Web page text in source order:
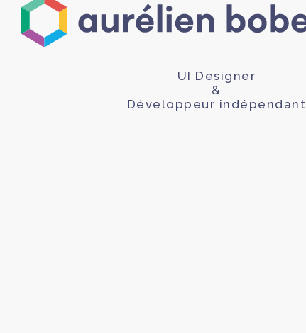
UI Designer
&
Développeur indépendant